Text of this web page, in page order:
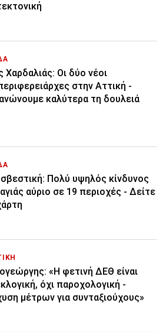
Χαρδαλιάς: Οι δύο νέοι
στην Αττική -
καλύτερα τη δουλειά
Πολύ υψηλός κίνδυνος
αύριο σε 19 περιοχές - Δείτε
«Η φετινή ΔΕΘ είναι
όχι παροχολογική -
μέτρων για συνταξιούχους»